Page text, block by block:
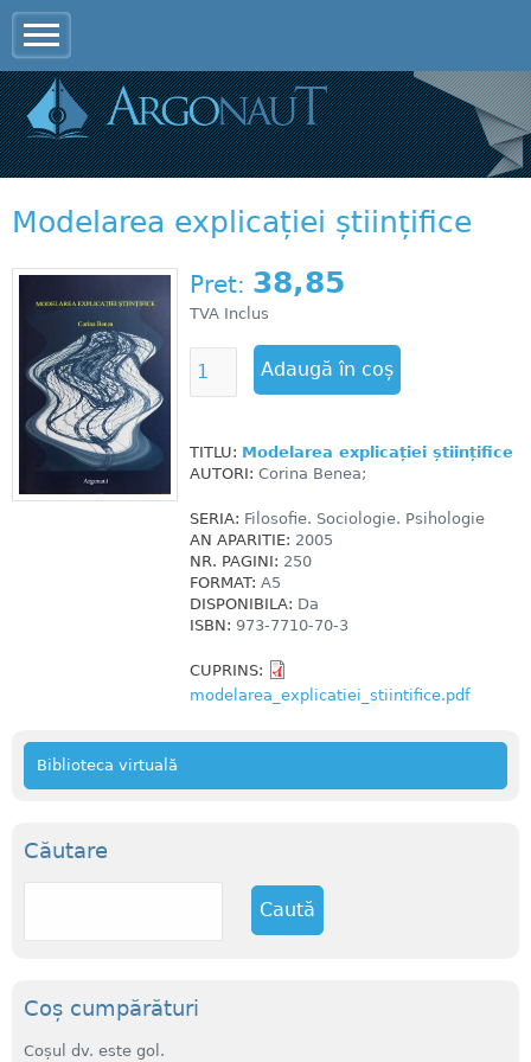
Modelarea explicației științifice
Pret: 38,85
TVA Inclus
TITLU: Modelarea explicației științifice
AUTORI: Corina Benea;
SERIA: Filosofie. Sociologie. Psihologie
AN APARITIE: 2005
NR. PAGINI: 250
FORMAT: A5
DISPONIBILA: Da
ISBN: 973-7710-70-3
CUPRINS:
modelarea_explicatiei_stiintifice.pdf
Biblioteca virtuală
Căutare
C
Coș cumpărături
Coșul dv. este gol.